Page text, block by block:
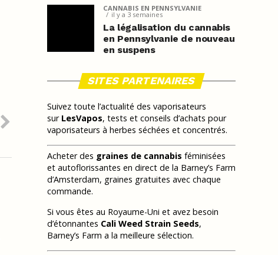
CANNABIS EN PENNSYLVANIE
il y a 3 semaines
La légalisation du cannabis
en Pennsylvanie de nouveau
en suspens
SITES PARTENAIRES
Suivez toute l’actualité des vaporisateurs
sur LesVapos, tests et conseils d’achats pour
vaporisateurs à herbes séchées et concentrés.
Acheter des graines de cannabis féminisées
et autoflorissantes en direct de la Barney’s Farm
d’Amsterdam, graines gratuites avec chaque
commande.
Si vous êtes au Royaume-Uni et avez besoin
d’étonnantes Cali Weed Strain Seeds,
Barney’s Farm a la meilleure sélection.